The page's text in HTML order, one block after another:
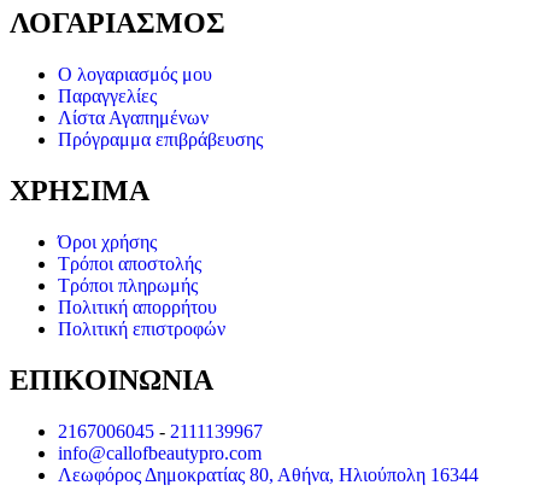
ΛΟΓΑΡΙΑΣΜΟΣ
Ο λογαριασμός μου
Παραγγελίες
Λίστα Αγαπημένων
Πρόγραμμα επιβράβευσης
ΧΡΗΣΙΜΑ
Όροι χρήσης
Τρόποι αποστολής
Τρόποι πληρωμής
Πολιτική απορρήτου
Πολιτική επιστροφών
ΕΠΙΚΟΙΝΩΝΙΑ
2167006045 - 2111139967
info@callofbeautypro.com
Λεωφόρος Δημοκρατίας 80, Αθήνα, Ηλιούπολη 16344